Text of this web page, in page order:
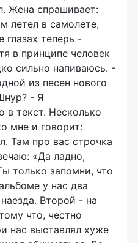
Жена спрашивает:
летел в самолете,
глазах теперь -
в принципе человек
сильно напиваюсь. -
из песен нового
- Я
в текст. Несколько
мне и говорит:
Там про вас строчка
«Да ладно,
только запомни, что
у нас два
Второй - на
что, честно
нас выставлял хуже